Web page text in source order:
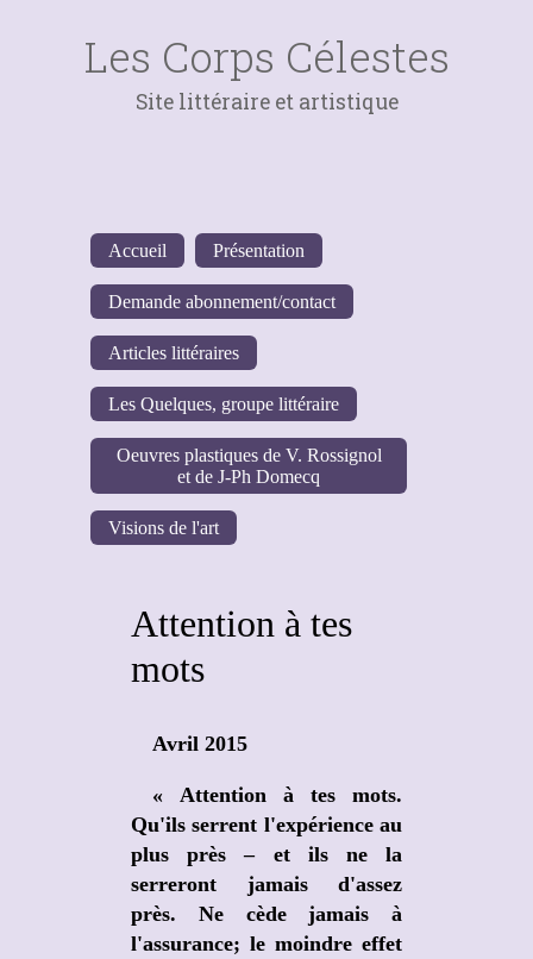
Les Corps Célestes
Site littéraire et artistique
Accueil Présentation
Demande abonnement/contact
Articles littéraires
Les Quelques, groupe littéraire
Oeuvres plastiques de V. Rossignol
et de J-Ph Domecq
Visions de l'art
Attention à tes
mots
Avril 2015
« Attention à tes mots.
Qu'ils serrent l'expérience au
plus près – et ils ne la
serreront jamais d'assez
près. Ne cède jamais à
l'assurance; le moindre effet